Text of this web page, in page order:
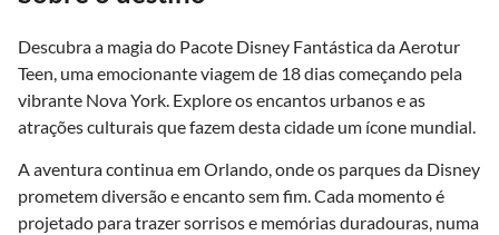
Descubra a magia do Pacote Disney Fantástica da Aerotur
Teen, uma emocionante viagem de 18 dias começando pela
vibrante Nova York. Explore os encantos urbanos e as
atrações culturais que fazem desta cidade um ícone mundial.
A aventura continua em Orlando, onde os parques da Disney
prometem diversão e encanto sem fim. Cada momento é
projetado para trazer sorrisos e memórias duradouras, numa